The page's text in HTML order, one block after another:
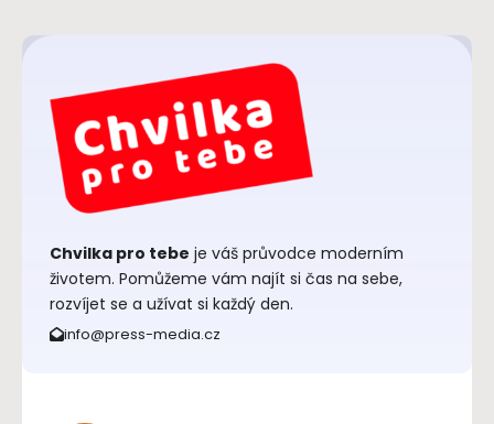
Chvilka pro tebe je váš průvodce moderním
životem. Pomůžeme vám najít si čas na sebe,
rozvíjet se a užívat si každý den.
info@press-media.cz